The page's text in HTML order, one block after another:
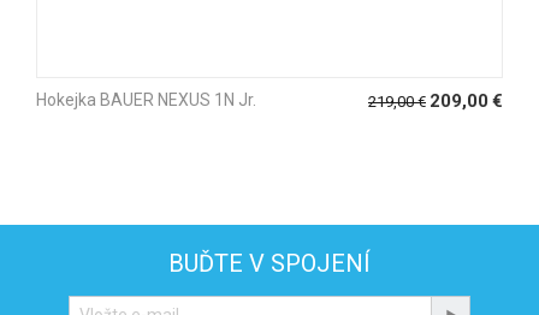
Hokejka BAUER NEXUS 1N Jr. 219,00 € 209,00 €
BUĎTE V SPOJENÍ